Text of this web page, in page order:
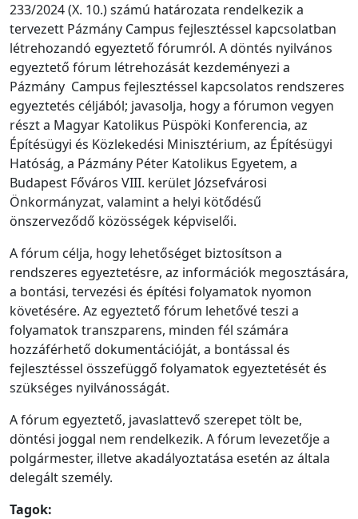
233/2024 (X. 10.) számú határozata rendelkezik a
tervezett Pázmány Campus fejlesztéssel kapcsolatban
létrehozandó egyeztető fórumról. A döntés nyilvános
egyeztető fórum létrehozását kezdeményezi a
Pázmány Campus fejlesztéssel kapcsolatos rendszeres
egyeztetés céljából; javasolja, hogy a fórumon vegyen
részt a Magyar Katolikus Püspöki Konferencia, az
Építésügyi és Közlekedési Minisztérium, az Építésügyi
Hatóság, a Pázmány Péter Katolikus Egyetem, a
Budapest Főváros VIII. kerület Józsefvárosi
Önkormányzat, valamint a helyi kötődésű
önszerveződő közösségek képviselői.
A fórum célja, hogy lehetőséget biztosítson a
rendszeres egyeztetésre, az információk megosztására,
a bontási, tervezési és építési folyamatok nyomon
követésére. Az egyeztető fórum lehetővé teszi a
folyamatok transzparens, minden fél számára
hozzáférhető dokumentációját, a bontással és
fejlesztéssel összefüggő folyamatok egyeztetését és
szükséges nyilvánosságát.
A fórum egyeztető, javaslattevő szerepet tölt be,
döntési joggal nem rendelkezik. A fórum levezetője a
polgármester, illetve akadályoztatása esetén az általa
delegált személy.
Tagok: